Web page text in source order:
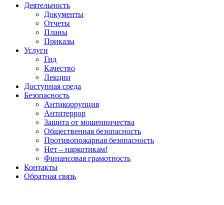
Деятельность
Документы
Отчеты
Планы
Приказы
Услуги
Гид
Качество
Лекции
Доступная среда
Безопасность
Антикоррупция
Антитеррор
Защита от мошенничества
Общественная безопасность
Противопожарная безопасность
Нет – наркотикам!
Финансовая грамотность
Контакты
Обратная связь